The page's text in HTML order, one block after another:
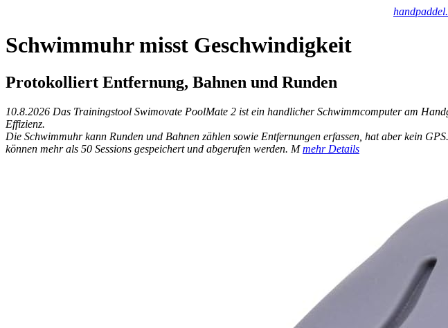
Schwimmuhr misst Geschwindigkeit
Protokolliert Entfernung, Bahnen und Runden
10.8.2026 Das Trainingstool Swimovate PoolMate 2 ist ein handlicher Schwimmcomputer am
Effizienz.
Die Schwimmuhr kann Runden und Bahnen zählen sowie Entfernungen erfassen, hat aber kein
können mehr als 50 Sessions gespeichert und abgerufen werden. Mmehr Details